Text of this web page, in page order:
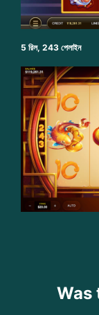
5 রিল, 243 পেলাইন
Was